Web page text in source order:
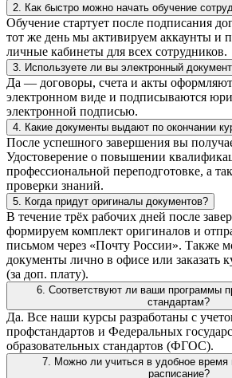
2. Как быстро можно начать обучение
Обучение стартует после подписания
тот же день мы активируем аккаунты и
личные кабинеты для всех сотрудников.
3. Используете ли вы электронный
Да — договоры, счета и акты
электронном виде и подписываются
электронной подписью.
4. Какие документы выдают по окончании
После успешного завершения вы
Удостоверение о повышении
профессиональной переподготовке, а
проверки знаний.
5. Когда придут оригиналы документов?
В течение трёх рабочих дней после
формируем комплект оригиналов и
письмом через «Почту России». Также
документы лично в офисе или заказать
(за доп. плату).
6. Соответствуют ли ваши программы
стандартам?
Да. Все наши курсы разработаны с
профстандартов и Федеральных
образовательных стандартов (ФГОС).
7. Можно ли учиться в удобное время
расписание?